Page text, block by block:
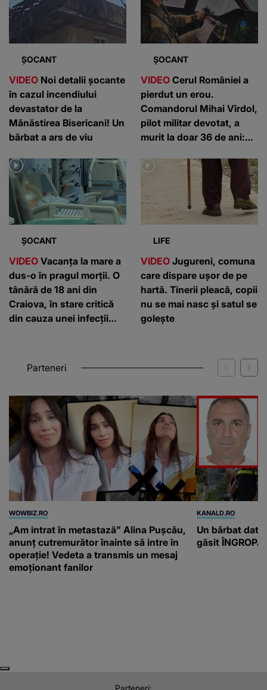
ȘOCANT
VIDEO Noi detalii șocante
în cazul incendiului
devastator de la
Mănăstirea Bisericani! Un
bărbat a ars de viu
ȘOCANT
VIDEO Cerul României a
pierdut un erou.
Comandorul Mihai Vîrdol,
pilot militar devotat, a
murit la doar 36 de ani:
ȘOCANT
VIDEO Vacanța la mare a
dus-o în pragul morții. O
tânără de 18 ani din
Craiova, în stare critică
din cauza unei infecții
LIFE
VIDEO Jugureni, comuna
care dispare ușor de pe
hartă. Tinerii pleacă, copii
nu se mai nasc și satul se
golește
Parteneri
WOWBIZ.RO
„Am intrat în metastază” Alina Pușcău,
anunț cutremurător înainte să intre în
operație! Vedeta a transmis un mesaj
emoționant fanilor
KANALD.RO
Un bărbat dat
găsit
Parteneri: